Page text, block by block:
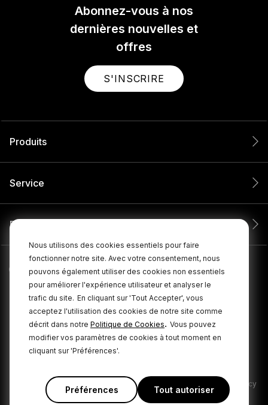
Nous utilisons des cookies essentiels pour faire
fonctionner notre site. Avec votre consentement, nous
pouvons également utiliser des cookies non essentiels
pour améliorer l'expérience utilisateur et analyser le
trafic du site. En cliquant sur 'Tout Accepter', vous
acceptez l'utilisation des cookies de notre site comme
décrit dans notre Politique de Cookies. Vous pouvez
modifier vos paramètres de cookies à tout moment en
cliquant sur 'Préférences'.
Préférences Tout autoriser
Abonnez-vous à nos
dernières nouvelles et
offres
S'INSCRIRE
Produits
Service
Entreprise
Politique de confidentialité Conditions générales Cookie Policy